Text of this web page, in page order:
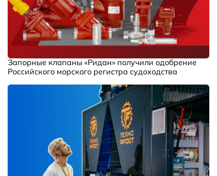
Запорные клапаны «Ридан» получили одобрение
Российского морского регистра судоходства